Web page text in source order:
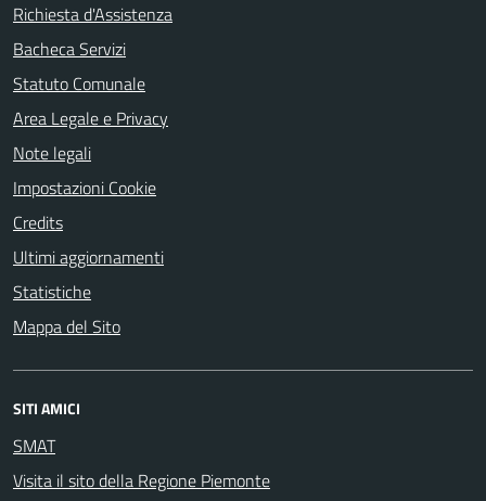
Richiesta d'Assistenza
Bacheca Servizi
Statuto Comunale
Area Legale e Privacy
Note legali
Impostazioni Cookie
Credits
Ultimi aggiornamenti
Statistiche
Mappa del Sito
SITI AMICI
SMAT
Visita il sito della Regione Piemonte